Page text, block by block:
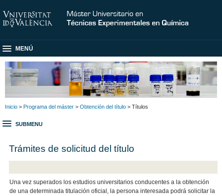
MENÚ
Inicio > Programa del máster > Obtención del título > Títulos
SUBMENU
Trámites de solicitud del título
Una vez superados los estudios universitarios conducentes a la obtención
de una determinada titulación oficial, la persona interesada podrá solicitar la